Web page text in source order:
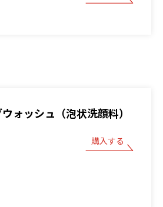
ォッシュ（泡状洗顔料）
購入する